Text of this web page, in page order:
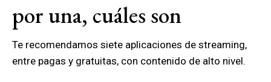
por una, cuáles son
Te recomendamos siete aplicaciones de streaming,
entre pagas y gratuitas, con contenido de alto nivel.